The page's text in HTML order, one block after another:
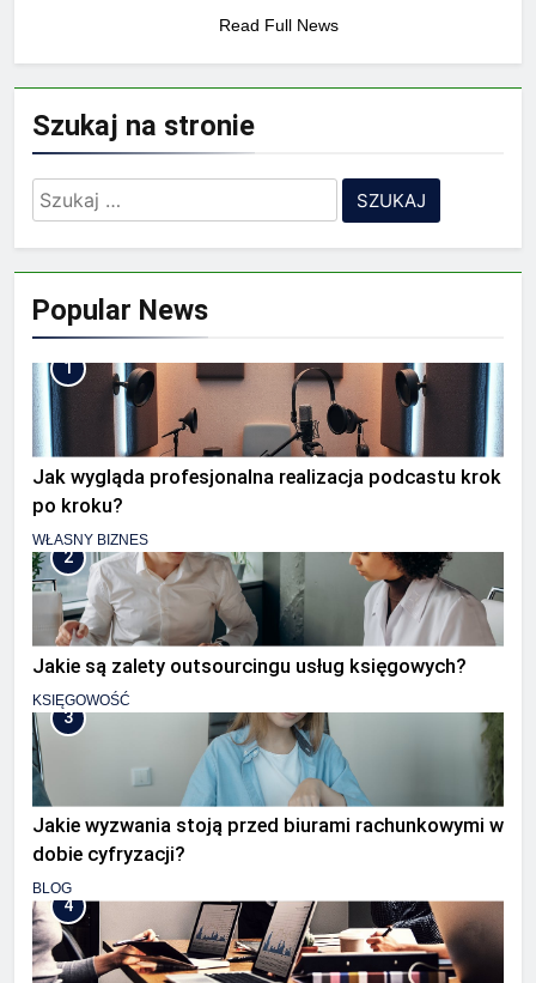
2 Lata Ago
Read Full News
Szukaj na stronie
Szukaj:
Popular News
1
Jak wygląda profesjonalna realizacja podcastu krok
po kroku?
WŁASNY BIZNES
2
Jakie są zalety outsourcingu usług księgowych?
KSIĘGOWOŚĆ
3
Jakie wyzwania stoją przed biurami rachunkowymi w
dobie cyfryzacji?
BLOG
4